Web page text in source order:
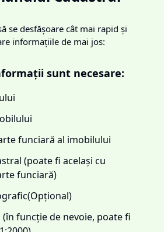
se desfășoare cât mai rapid și
informațiile de mai jos:
sunt necesare:
funciară al imobilului
(poate fi același cu
funciară)
(în funcție de nevoie, poate fi